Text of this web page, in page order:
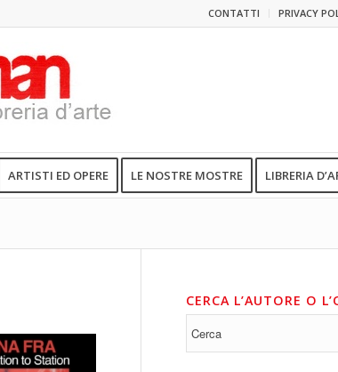
CONTATTI PRIVACY
ARTISTI ED OPERE LE NOSTRE MOSTRE LIBRERIA
CERCA L’AUTORE O